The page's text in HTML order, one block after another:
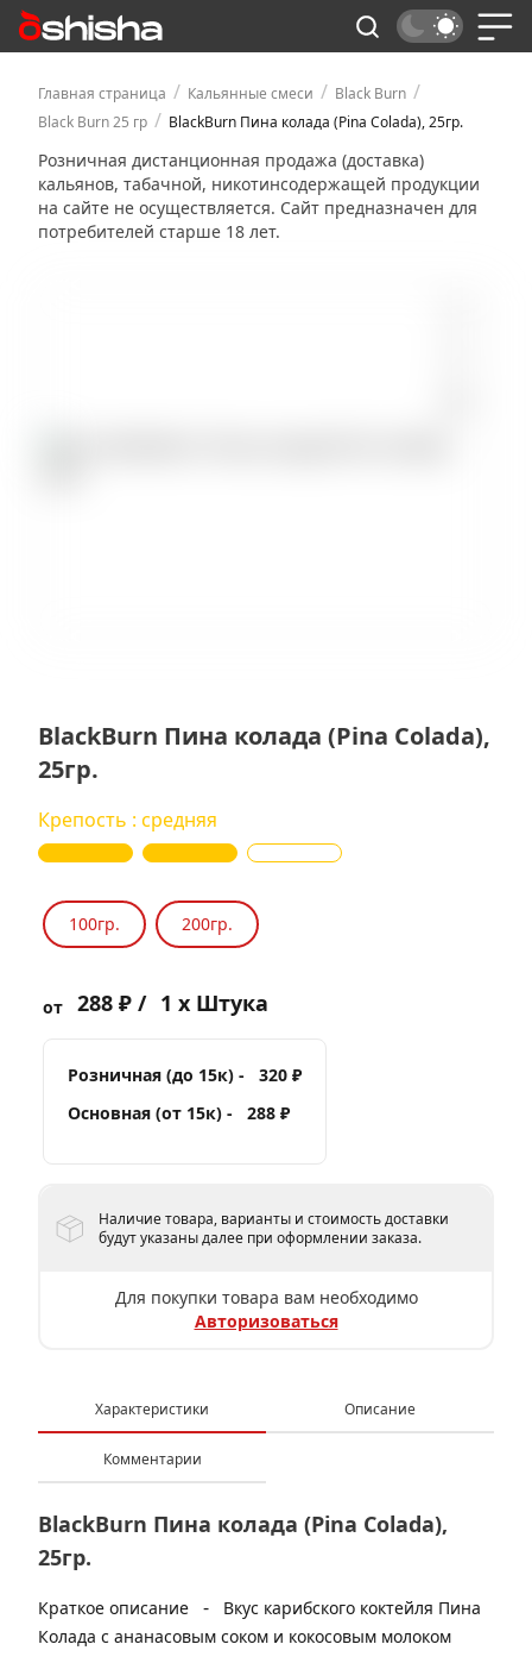
Главная страница / Кальянные смеси / Black Burn /
Black Burn 25 гр / BlackBurn Пина колада (Pina Colada), 25гр.
Розничная дистанционная продажа (доставка)
кальянов, табачной, никотинсодержащей продукции
на сайте не осуществляется. Сайт предназначен для
потребителей старше 18 лет.
BlackBurn Пина колада (Pina Colada),
25гр.
Крепость : средняя
100гр. 200гр.
от 288 ₽ / 1 x Штука
Розничная (до 15к) -
320 ₽
Основная (от 15к) -
288 ₽
Наличие товара, варианты и стоимость доставки
будут указаны далее при оформлении заказа.
Для покупки товара вам необходимо
Авторизоваться
Характеристики Описание
Комментарии
BlackBurn Пина колада (Pina Colada),
25гр.
Краткое описание -
Вкус карибского коктейля Пина
Колада с ананасовым соком и кокосовым молоком